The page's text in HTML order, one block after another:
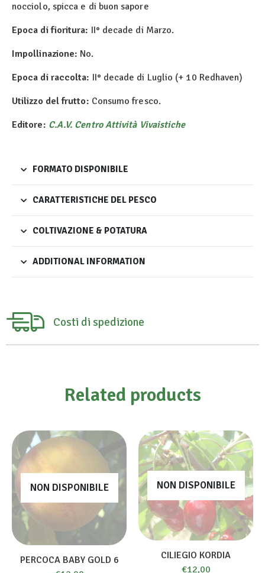
nocciolo, spicca e di buon sapore
Epoca di fioritura: II° decade di Marzo.
Impollinazione: No.
Epoca di raccolta: II° decade di Luglio (+ 10 Redhaven)
Utilizzo del frutto: Consumo fresco.
Editore: C.A.V. Centro Attività Vivaistiche
FORMATO DISPONIBILE
CARATTERISTICHE DEL PESCO
COLTIVAZIONE & POTATURA
ADDITIONAL INFORMATION
Costi di spedizione
Related products
NON DISPONIBILE
PERCOCA BABY GOLD 6
NON DISPONIBILE
CILIEGIO KORDIA
€12,00